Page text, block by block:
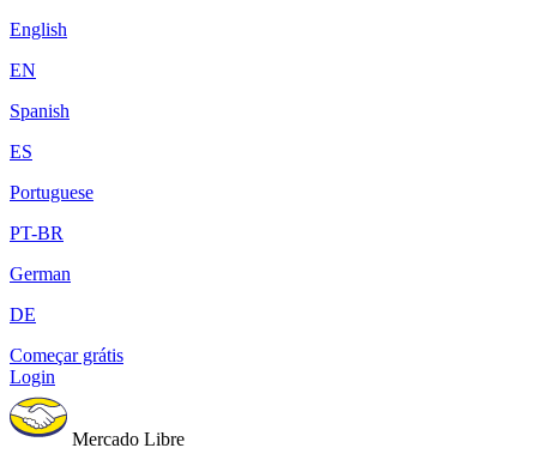
English
EN
Spanish
ES
Portuguese
PT-BR
German
DE
Começar grátis
Login
Mercado Libre